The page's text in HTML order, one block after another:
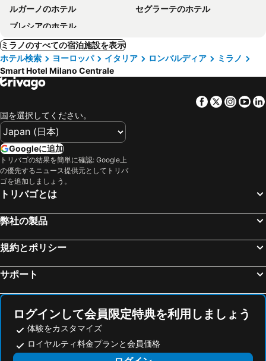
ルガーノのホテル
セグラーテのホテル
ブレシアのホテル
ミラノのすべての宿泊施設を表示
ホテル検索
ヨーロッパ イタリア ロンバルディア
ミラノ
Smart Hotel Milano Centrale
Facebook
Twitter
国を選択してください。
Googleに追加
トリバゴの結果を簡単に確認: Google上
の優先するニュース提供元としてトリバ
ゴを追加しましょう。
トリバゴとは
弊社の製品
規約とポリシー
サポート
ログインして会員限定特典を利用しましょう
体験をカスタマイズ
ロイヤルティ料金プランと会員価格